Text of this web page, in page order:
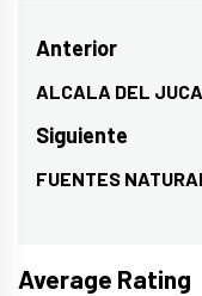
Navegación
de
entradas
Anterior
Entrada
anterior:
ALCALA DEL
Siguiente
Entrada
FUENTES
Average Rating